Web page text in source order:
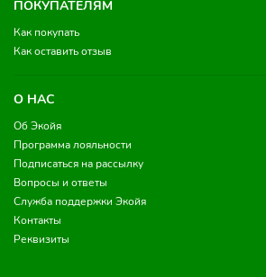
ПОКУПАТЕЛЯМ
Как покупать
Как оставить отзыв
О НАС
Об Экойя
Программа лояльности
Подписаться на рассылку
Вопросы и ответы
Служба поддержки Экойя
Контакты
Реквизиты